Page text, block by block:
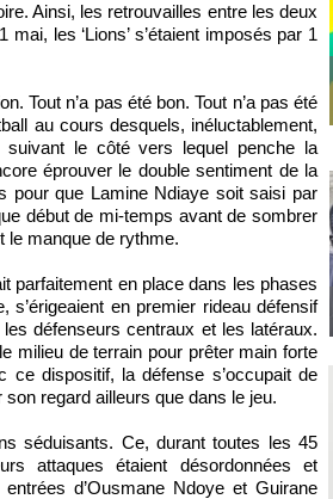
Ainsi, les retrouvailles entre les deux
les ‘Lions’ s’étaient imposés par 1
Tout n’a pas été bon. Tout n’a pas été
au cours desquels, inéluctablement,
suivant le côté vers lequel penche la
éprouver le double sentiment de la
pour que Lamine Ndiaye soit saisi par
début de mi-temps avant de sombrer
le manque de rythme.
parfaitement en place dans les phases
en premier rideau défensif
défenseurs centraux et les latéraux.
milieu de terrain pour prêter main forte
ce dispositif, la défense s’occupait de
regard ailleurs que dans le jeu.
séduisants. Ce, durant toutes les 45
attaques étaient désordonnées et
d’Ousmane Ndoye et Guirane